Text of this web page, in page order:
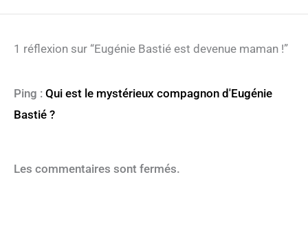
1 réflexion sur “Eugénie Bastié est devenue maman !”
Ping : Qui est le mystérieux compagnon d'Eugénie
Bastié ?
Les commentaires sont fermés.